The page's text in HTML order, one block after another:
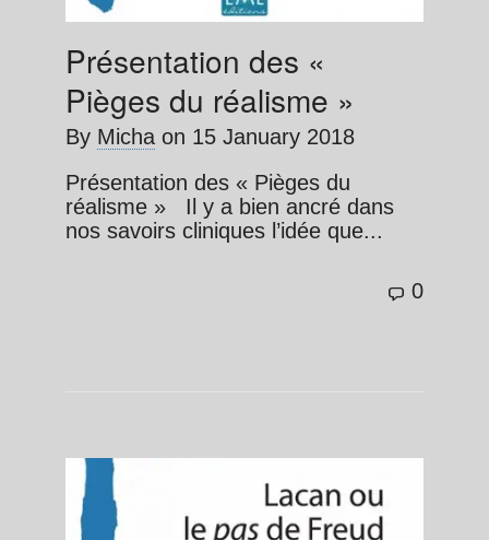
Présentation des «
Pièges du réalisme »
By Micha on 15 January 2018
Présentation des « Pièges du
réalisme » Il y a bien ancré dans
nos savoirs cliniques l’idée que...
0